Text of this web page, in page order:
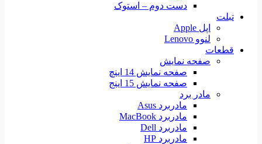
دست دوم – استوک
تبلت
اپل Apple
لنوو Lenovo
قطعات
صفحه نمایش
صفحه نمایش 14 اینچ
صفحه نمایش 15 اینج
مادر برد
مادربرد Asus
مادربرد MacBook
مادربرد Dell
مادربرد HP